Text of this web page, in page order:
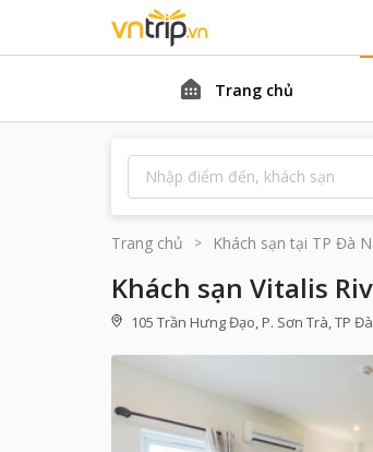
Trang chủ
Trang chủ Khách sạn tại TP Đà
Khách sạn Vitalis
105 Trần Hưng Đạo, P. Sơn Trà, TP